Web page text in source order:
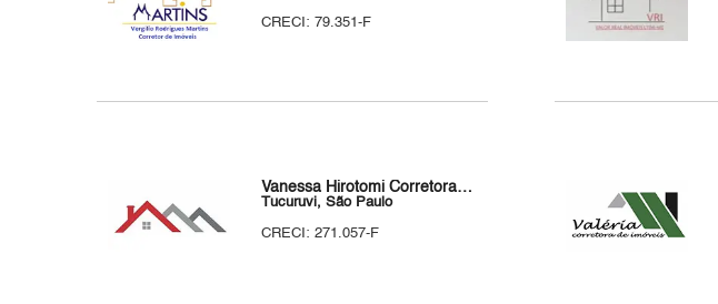
CRECI: 79.351-F
Vanessa Hirotomi Corretora de Imóveis
Tucuruvi, São Paulo
CRECI: 271.057-F